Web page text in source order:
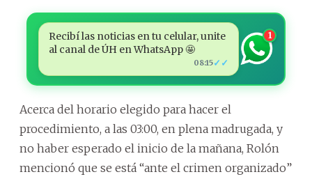
Recibí las noticias en tu celular, unite
al canal de ÚH en WhatsApp 🤩
08:15✓✓
1
Acerca del horario elegido para hacer el
procedimiento, a las 03:00, en plena madrugada, y
no haber esperado el inicio de la mañana, Rolón
mencionó que se está “ante el crimen organizado”